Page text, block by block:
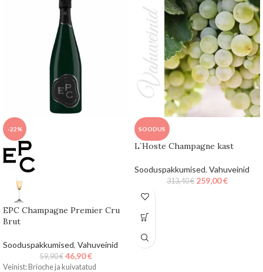
-22%
EPC Champagne Premier Cru
Brut
Sooduspakkumised, Vahuveinid
59,90€ 46,90€
Veinist: Brioche ja kuivatatud
SOODUS
L`Hoste Champagne kast
Sooduspakkumised, Vahuveinid
313,40€ 259,00€